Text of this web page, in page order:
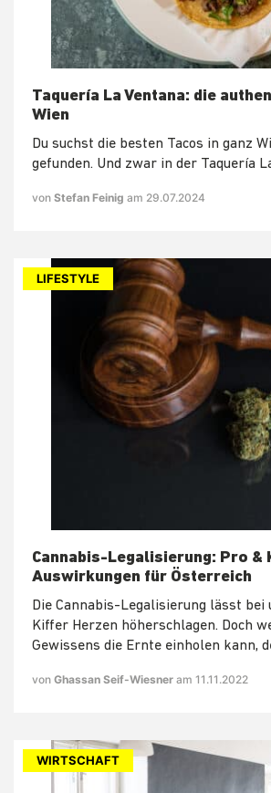
Taquería La Ventana: die
Wien
Du suchst die besten Tacos in ganz
gefunden. Und zwar in der Taquería
von Stefan Feinig am 29.07.2024
LIFESTYLE
Cannabis-Legalisierung: Pro &
Auswirkungen für Österreich
Die Cannabis-Legalisierung lässt bei
Kiffer Herzen höherschlagen. Doch
Gewissens die Ernte einholen kann,
von Ghassan Seif-Wiesner am 11.11.2022
WIRTSCHAFT